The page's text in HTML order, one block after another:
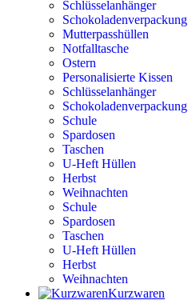
Schlüsselanhänger
Schokoladenverpackung
Mutterpasshüllen
Notfalltasche
Ostern
Personalisierte Kissen
Schlüsselanhänger
Schokoladenverpackung
Schule
Spardosen
Taschen
U-Heft Hüllen
Herbst
Weihnachten
Schule
Spardosen
Taschen
U-Heft Hüllen
Herbst
Weihnachten
Kurzwaren